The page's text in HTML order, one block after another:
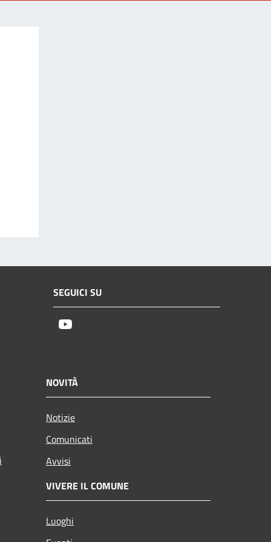
SEGUICI SU
NOVITÀ
Notizie
Comunicati
Avvisi
VIVERE IL COMUNE
Luoghi